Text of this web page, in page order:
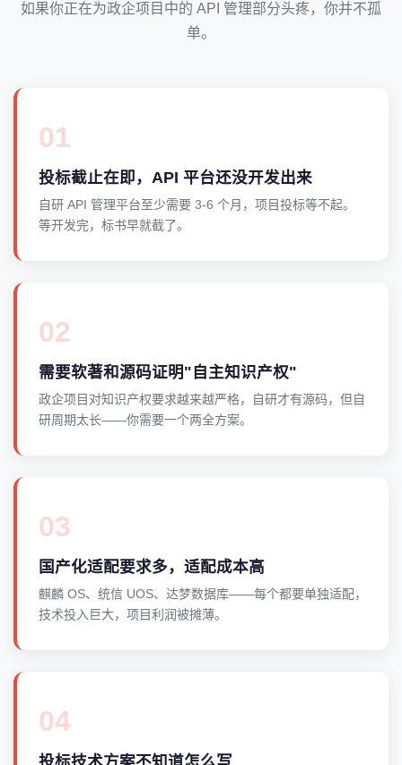
如果你正在为政企项目中的 API 管理部分头疼，你并不孤
单。
01
投标截止在即，API 平台还没开发出来
自研 API 管理平台至少需要 3-6 个月，项目投标等不起。
等开发完，标书早就截了。
02
需要软著和源码证明"自主知识产权"
政企项目对知识产权要求越来越严格，自研才有源码，但自
研周期太长——你需要一个两全方案。
03
国产化适配要求多，适配成本高
麒麟 OS、统信 UOS、达梦数据库——每个都要单独适配，
技术投入巨大，项目利润被摊薄。
04
投标技术方案不知道怎么写